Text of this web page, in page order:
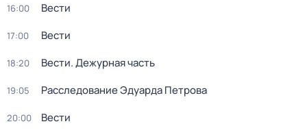
16:00 Вести
17:00 Вести
18:20 Вести. Дежурная часть
19:05 Расследование Эдуарда Петрова
20:00 Вести